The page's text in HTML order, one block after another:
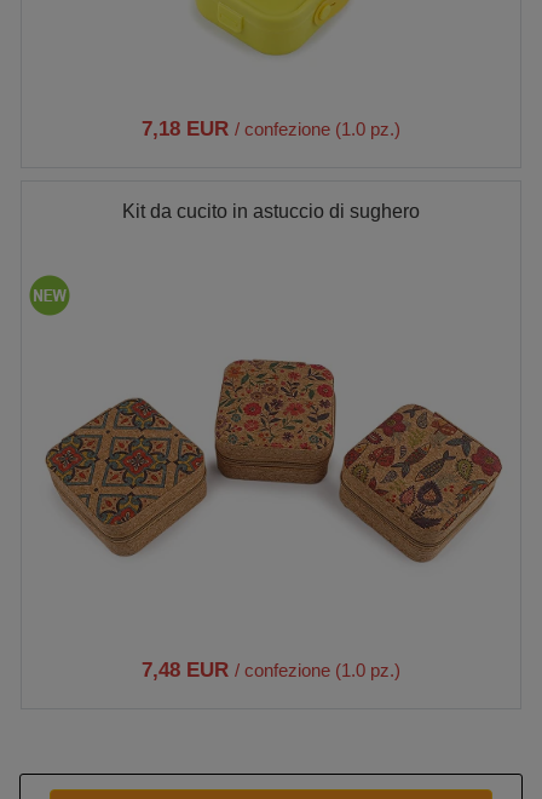
7,18 EUR / confezione (1.0 pz.)
Kit da cucito in astuccio di sughero
7,48 EUR / confezione (1.0 pz.)